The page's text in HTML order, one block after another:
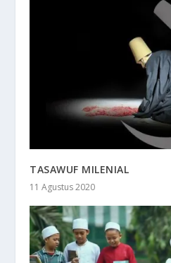
TASAWUF MILENIAL
11 Agustus 2020